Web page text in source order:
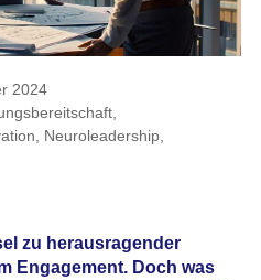
2024
,
Neuroleadership,
zu herausragender
Engagement. Doch was